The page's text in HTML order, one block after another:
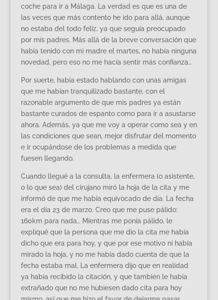
coche para ir a Málaga. La verdad es que es una de
las veces que más contento he ido para allá, aunque
no estaba del todo feliz, ya que seguía preocupado
por mis padres. Más allá de la breve conversación que
había tenido con mi madre el martes, no había ninguna
novedad, pero eso no me hacía sentir más confianza…
Por suerte, había estado hablando con unas amigas
que me habían tranquilizado bastante, con el
razonable argumento de que mis padres ya están
bastante curados de espanto como para ir a asustarse
ahora. Además, ya que me voy a operar como sea y en
las condiciones que sean, mejor disfrutar del momento
e ir ocupándose de los problemas a medida que
fuesen llegando.
Cuando llegué a la consulta, la enfermera (o asistente,
o lo que sea) del cirujano miró la hoja de la cita y me
informó de que me había equivocado de día. La fecha
era el día 23 de marzo. Creo que me puse pálido:
160km para nada… Mientras me ponía pálido, le
expliqué que la persona que me dio la cita me había
dicho que era para hoy, y que por ese motivo ni había
mirado la hoja, y no me había dado cuenta de que la
fecha estaba mal. La enfermera dijo que en realidad
ya había recibido la citación, y que también le había
extrañado que no me hubiesen dado cita para hoy